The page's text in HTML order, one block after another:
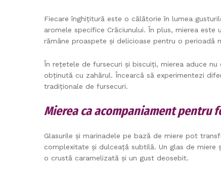
Fiecare înghițitură este o călătorie în lumea
aromele specifice Crăciunului. În plus, mierea
rămâne proaspete și delicioase pentru o perioadă
În rețetele de fursecuri și biscuiți, mierea aduce
obținută cu zahărul. Încearcă să experimentezi
tradiționale de fursecuri.
Mierea ca acompaniament pentru
Glasurile și marinadele pe bază de miere pot
complexitate și dulceață subtilă. Un glas de
o crustă caramelizată și un gust deosebit.